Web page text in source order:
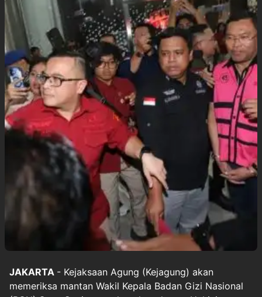
JAKARTA - Kejaksaan Agung (Kejagung) akan
memeriksa mantan Wakil Kepala Badan Gizi Nasional